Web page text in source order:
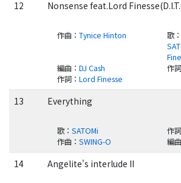
12
Nonsense feat.Lord
作曲： Tynice Hinton 歌：
編曲： DJ Cash 作詞
作詞： Lord Finesse
13
Everything
歌： SATOMi 作詞
作曲： SWING-O 編曲
14
Angelite's interlude II